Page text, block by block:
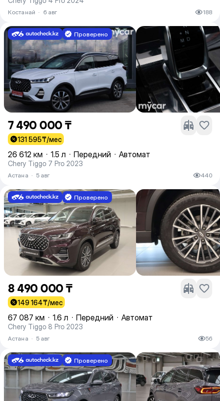
Костанай · 6 авг 188
Проверено
7 490 000 ₸
131 595₸/мес
26 612 км · 1.5 л · Передний · Автомат
Chery Tiggo 7 Pro 2023
Астана · 5 авг 440
Проверено
8 490 000 ₸
149 164₸/мес
67 087 км · 1.6 л · Передний · Автомат
Chery Tiggo 8 Pro 2023
Астана · 5 авг 56
Проверено